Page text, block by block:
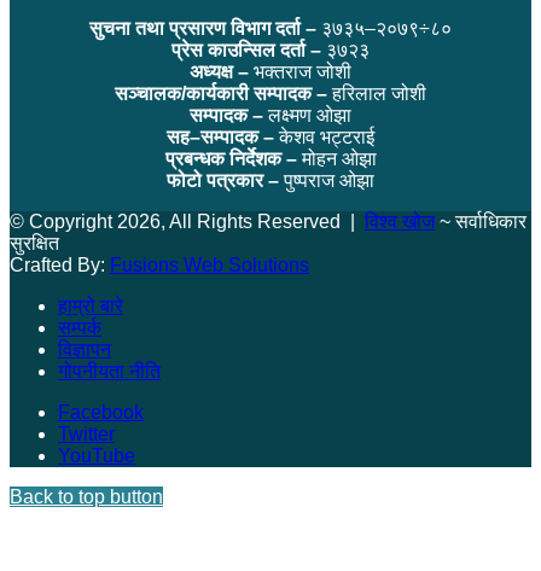
सुचना तथा प्रसारण विभाग दर्ता – ३७३५–२०७९÷८०
प्रेस काउन्सिल दर्ता – ३७२३
अध्यक्ष – भक्तराज जोशी
सञ्चालक/कार्यकारी सम्पादक –हरिलाल जोशी
सम्पादक –लक्ष्मण ओझा
सह–सम्पादक –केशव भट्टराई
प्रबन्धक निर्देशक –मोहन ओझा
फोटो पत्रकार –पुष्पराज ओझा
© Copyright 2026, All Rights Reserved | विश्व खोज~ सर्वाधिकार
सुरक्षित
Crafted By: Fusions Web Solutions
हाम्रो बारे
सम्पर्क
विज्ञापन
गोपनीयता नीति
Facebook
Twitter
YouTube
Back to top button